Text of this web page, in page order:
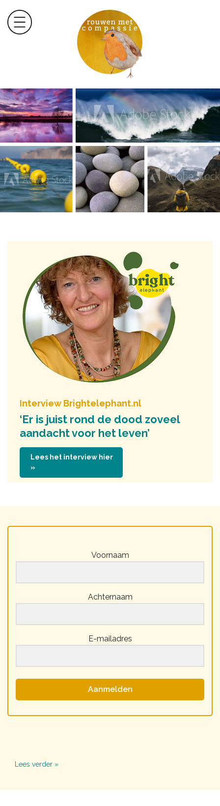
Interview Brightelephant.nl
‘Er is juist rond de dood zoveel
aandacht voor het leven’
Lees het interview hier
»
Voornaam
Achternaam
E-mailadres
Aanmelden
Lees verder »